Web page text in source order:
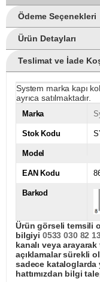
Ödeme Seçenekleri
Ürün Detayları
Teslimat ve İade
System marka kapı
ayrıca satılmaktadır.
Marka
Stok Kodu
Model
EAN Kodu
Barkod
Ürün görseli temsili
bilgiyi 0533 030 82
kanalı veya
açıklamalar sürekli
sadece kataloglarda
hattımızdan bilgi